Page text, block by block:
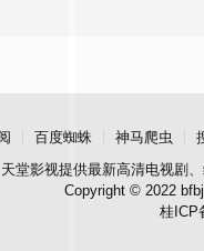
百度蜘蛛 神马爬虫
天堂影视提供最新高清电视剧
Copyright © 2022
桂ICP